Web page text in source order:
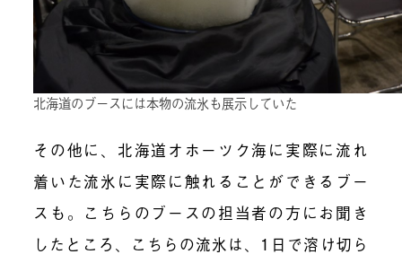
北海道のブースには本物の流氷も展示していた
その他に、北海道オホーツク海に実際に流れ
着いた流氷に実際に触れることができるブー
スも。こちらのブースの担当者の方にお聞き
したところ、こちらの流氷は、1日で溶け切ら